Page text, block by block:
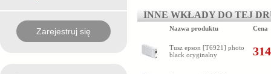
INNE WKŁADY DO TEJ
Nazwa produktu Cena
Tusz epson [T6921] photo
black oryginalny
Zarejestruj się